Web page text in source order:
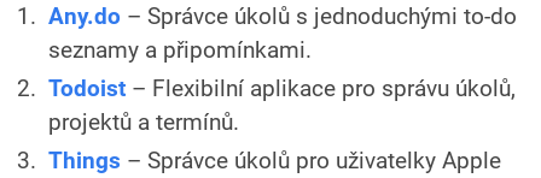
Any.do – Správce úkolů s jednoduchými to-do
seznamy a připomínkami.
Todoist – Flexibilní aplikace pro správu úkolů,
projektů a termínů.
Things – Správce úkolů pro uživatelky Apple